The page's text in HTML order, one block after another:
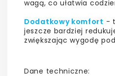
wagą, co ułatwia
Dodatkowy komfort -
jeszcze bardziej
zwiększając wygodę
Dane techniczne: